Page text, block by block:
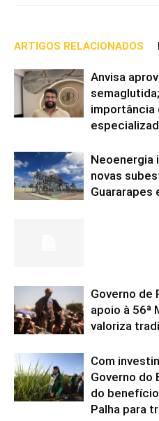
ARTIGOS RELACIONADOS
Anvisa
importância
Neoenergia
novas
Guararapes
Governo de
apoio à 56ª
valoriza
Com
Governo do
do
Palha para